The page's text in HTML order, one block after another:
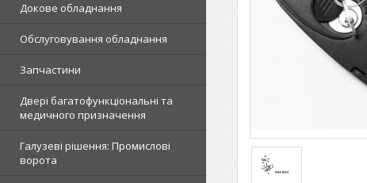
Докове обладнання
Обслуговування обладнання
Запчастини
Двері багатофункціональні та
медичного призначення
Галузеві рішення: Промислові
ворота